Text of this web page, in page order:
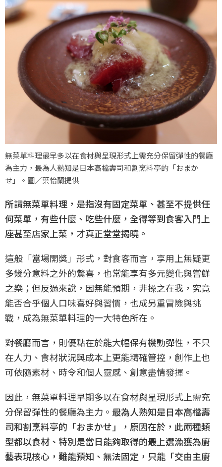
無菜單料理最早多以在食材與呈現形式上需充分保留彈性的餐廳
為主力，最為人熟知是日本高檔壽司和割烹料亭的「おまか
せ」。圖／葉怡蘭提供
所謂無菜單料理，是指沒有固定菜單、甚至不提供任
何菜單，有些什麼、吃些什麼，全得等到食客入門上
座甚至店家上菜，才真正堂堂揭曉。
這般「當場開獎」形式，對食客而言，享用上無疑更
多幾分意料之外的驚喜，也常能享有多元變化與嘗鮮
之樂；但反過來說，因無能預期，非操之在我，究竟
能否合乎個人口味喜好與習慣，也成另重冒險與挑
戰，成為無菜單料理的一大特色所在。
對餐廳而言，則優點在於能大幅保有機動彈性，不只
在人力、食材狀況與成本上更能精確管控，創作上也
可依隨素材、時令和個人靈感、創意盡情發揮。
因此，無菜單料理早期多以在食材與呈現形式上需充
分保留彈性的餐廳為主力。 最為人熟知是日本高檔壽
司和割烹料亭的「おまかせ」，原因在於，此兩種類
型都以食材、特別是當日能夠取得的最上選漁獲為廚
藝表現核心，難能預知、無法固定，只能「交由主廚